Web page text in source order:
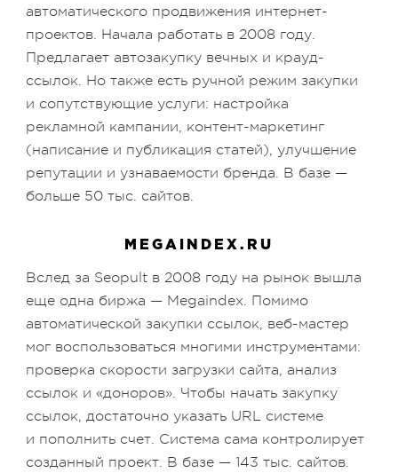
автоматического продвижения интернет-
проектов. Начала работать в 2008 году.
Предлагает автозакупку вечных и крауд-
ссылок. Но также есть ручной режим закупки
и сопутствующие услуги: настройка
рекламной кампании, контент-маркетинг
(написание и публикация статей), улучшение
репутации и узнаваемости бренда. В базе —
больше 50 тыс. сайтов.
MEGAINDEX.RU
Вслед за Seopult в 2008 году на рынок вышла
еще одна биржа — Megaindex. Помимо
автоматической закупки ссылок, веб-мастер
мог воспользоваться многими инструментами:
проверка скорости загрузки сайта, анализ
ссылок и «доноров». Чтобы начать закупку
ссылок, достаточно указать URL системе
и пополнить счет. Система сама контролирует
созданный проект. В базе — 143 тыс. сайтов.